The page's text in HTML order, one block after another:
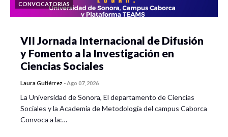
CONVOCATORIAS
VII Jornada Internacional de Difusión
y Fomento a la Investigación en
Ciencias Sociales
Laura Gutiérrez -Ago 07, 2026
La Universidad de Sonora, El departamento de Ciencias
Sociales y la Academia de Metodología del campus Caborca
Convoca a la:…